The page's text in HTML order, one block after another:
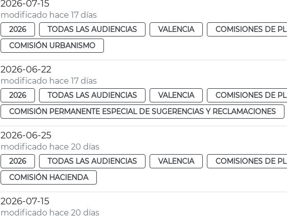
2026-07-15
modificado hace 17 días
2026 TODAS LAS AUDIENCIAS VALENCIA
COMISIONES DE
COMISIÓN URBANISMO
2026-06-22
modificado hace 17 días
2026 TODAS LAS AUDIENCIAS VALENCIA
COMISIONES DE
COMISIÓN PERMANENTE ESPECIAL DE SUGERENCIAS Y RECLAMACIONES
2026-06-25
modificado hace 20 días
2026 TODAS LAS AUDIENCIAS VALENCIA
COMISIONES DE
COMISIÓN HACIENDA
2026-07-15
modificado hace 20 días